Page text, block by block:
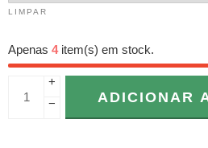
LIMPAR
Apenas 4item(s) em stock.
+
−
ADICIONAR